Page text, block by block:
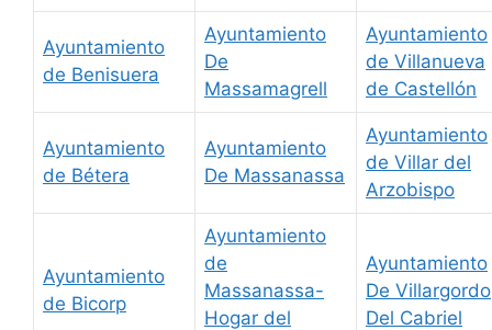
Ayuntamiento
de Benisuera
Ayuntamiento
De
Massamagrell
Ayuntamiento
de Villanueva
de Castellón
Ayuntamiento
de Bétera
Ayuntamiento
De Massanassa
Ayuntamiento
de Villar del
Arzobispo
Ayuntamiento
de Bicorp
Ayuntamiento
de
Massanassa-
Hogar del
Ayuntamiento
De Villargordo
Del Cabriel